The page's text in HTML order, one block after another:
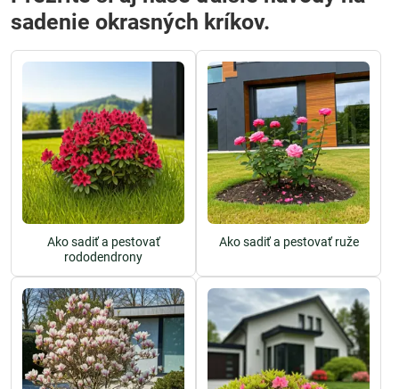
sadenie okrasných kríkov.
Ako sadiť a pestovať
rododendrony
Ako sadiť a pestovať ruže